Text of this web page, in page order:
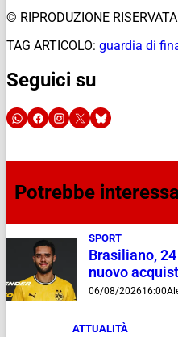
© RIPRODUZIONE RISERVATA
TAG ARTICOLO: guardia di
Seguici su
Potrebbe
SPORT
Brasiliano,
nuovo
06/08/202616:00
ATTUALITÀ